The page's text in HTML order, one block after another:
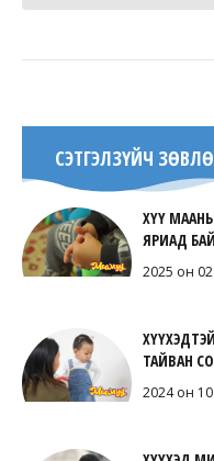
СЭТГЭЛЗҮЙЧ
ХҮҮ
ЯРИАД
2025 он
ТАЙВАН
2024 он